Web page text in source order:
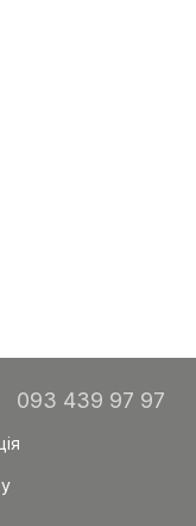
093 439 97 97